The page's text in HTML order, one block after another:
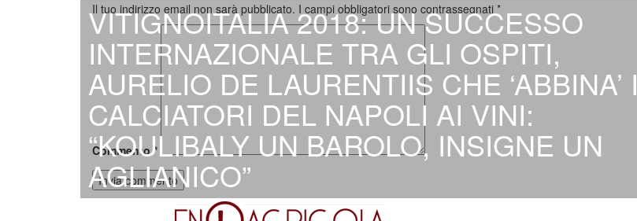
VITIGNOITALIA 2018: UN SUCCESSO
INTERNAZIONALE TRA GLI OSPITI,
AURELIO DE LAURENTIIS CHE ‘ABBINA’ I
CALCIATORI DEL NAPOLI AI VINI:
“KOULIBALY UN BAROLO, INSIGNE UN
AGLIANICO”
Il tuo indirizzo email non sarà pubblicato. I campi obbligatori sono contrassegnati *
Commento*